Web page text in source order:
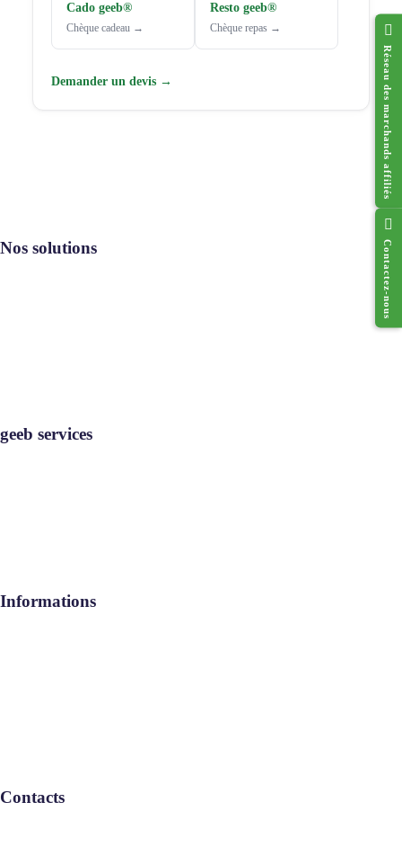
Réseau des marchands affiliés
Contactez-nous
Cado geeb®
Chèque cadeau →
Resto geeb®
Chèque repas →
Demander un devis →
Nos solutions
geeb services
Informations
Contacts